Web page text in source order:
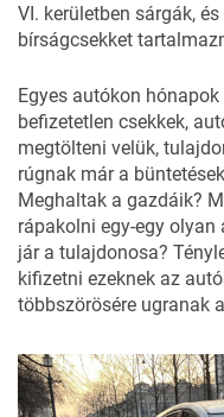
VI. kerületben sárgák,
bírságcsekket
Egyes autókon
befizetetlen csekkek,
megtölteni velük,
rúgnak már a
Meghaltak a gazdáik?
rápakolni egy-egy
jár a tulajdonosa?
kifizetni ezeknek az
többszörösére ugranak